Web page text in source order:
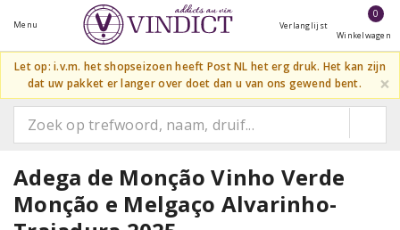
Menu Verlanglijst
0
Winkelwagen
Let op: i.v.m. het shopseizoen heeft Post NL het erg druk. Het kan zijn
dat uw pakket er langer over doet dan u van ons gewend bent.
×
Adega de Monção Vinho Verde
Monção e Melgaço Alvarinho-